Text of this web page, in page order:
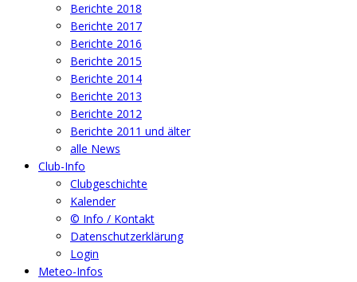
Berichte 2018
Berichte 2017
Berichte 2016
Berichte 2015
Berichte 2014
Berichte 2013
Berichte 2012
Berichte 2011 und älter
alle News
Club-Info
Clubgeschichte
Kalender
© Info / Kontakt
Datenschutzerklärung
Login
Meteo-Infos